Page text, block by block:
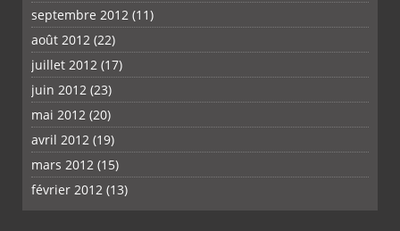
septembre 2012 (11)
août 2012 (22)
juillet 2012 (17)
juin 2012 (23)
mai 2012 (20)
avril 2012 (19)
mars 2012 (15)
février 2012 (13)